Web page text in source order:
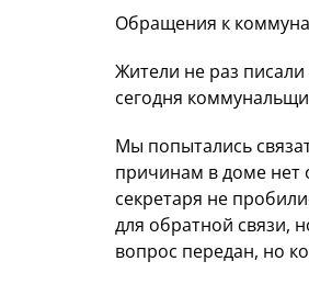
Обращения к
Жители не раз
сегодня
Мы попытались
причинам в доме нет
секретаря не
для обратной связи,
вопрос передан, но